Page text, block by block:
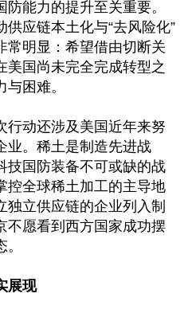
能力的提升至关重要。
应链本土化与“去风险化”
常明显：希望借由切断关
美国尚未完全完成转型之
困难。
行动还涉及美国近年来努
业。稀土是制造先进战
技国防装备不可或缺的战
控全球稀土加工的主导地
立供应链的企业列入制
不愿看到西方国家成功摆
展现